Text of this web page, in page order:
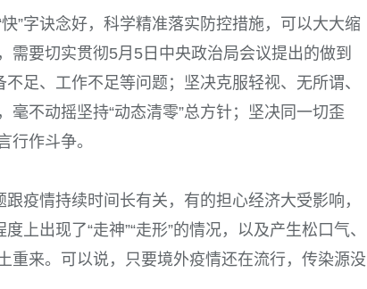
”字诀念好，科学精准落实防控措施，可以大大缩
需要切实贯彻5月5日中央政治局会议提出的做到
足、工作不足等问题；坚决克服轻视、无所谓、
毫不动摇坚持“动态清零”总方针；坚决同一切歪
行作斗争。
疫情持续时间长有关，有的担心经济大受影响，
上出现了“走神”“走形”的情况，以及产生松口气、
重来。可以说，只要境外疫情还在流行，传染源没